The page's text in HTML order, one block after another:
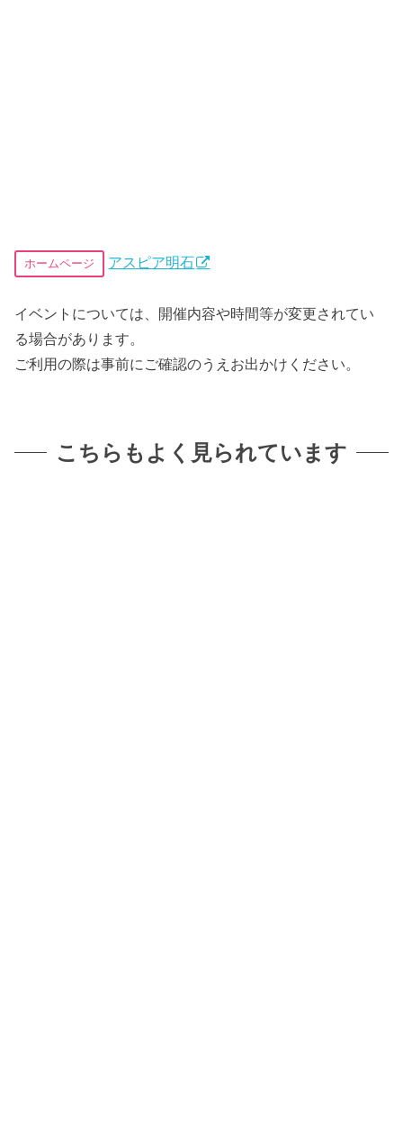
ホームページ アスピア明石
イベントについては、開催内容や時間等が変更されてい
る場合があります。
ご利用の際は事前にご確認のうえお出かけください。
こちらもよく見られています